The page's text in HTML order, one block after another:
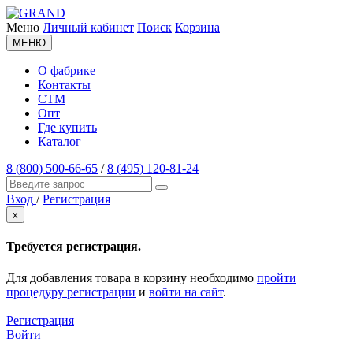
Меню Личный кабинет Поиск Корзина
МЕНЮ
О фабрике
Контакты
СТМ
Опт
Где купить
Каталог
8 (800) 500-66-65 /8 (495) 120-81-24
Вход / Регистрация
x
Требуется регистрация.
Для добавления товара в корзину необходимо пройти
процедуру регистрации и войти на сайт.
Регистрация
Войти